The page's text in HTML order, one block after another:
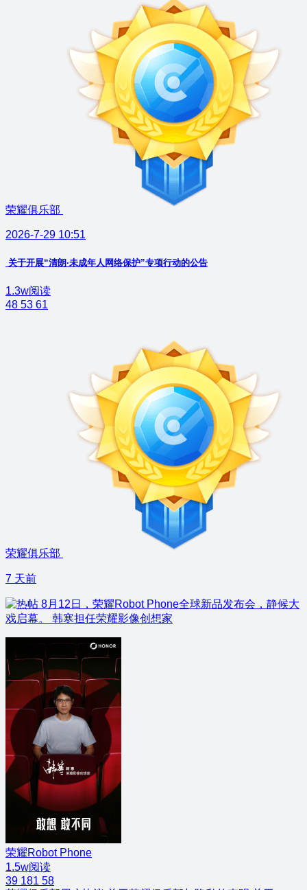
荣耀俱乐部
2026-7-29 10:51
关于开展“清朗·未成年人网络保护”专项行动的公告
1.3w阅读
48 53 61
荣耀俱乐部
7 天前
8月12日，荣耀Robot Phone全球新品发布会，静候大
戏启幕。 韩寒担任荣耀影像创想家
荣耀Robot Phone
1.5w阅读
39 181 58